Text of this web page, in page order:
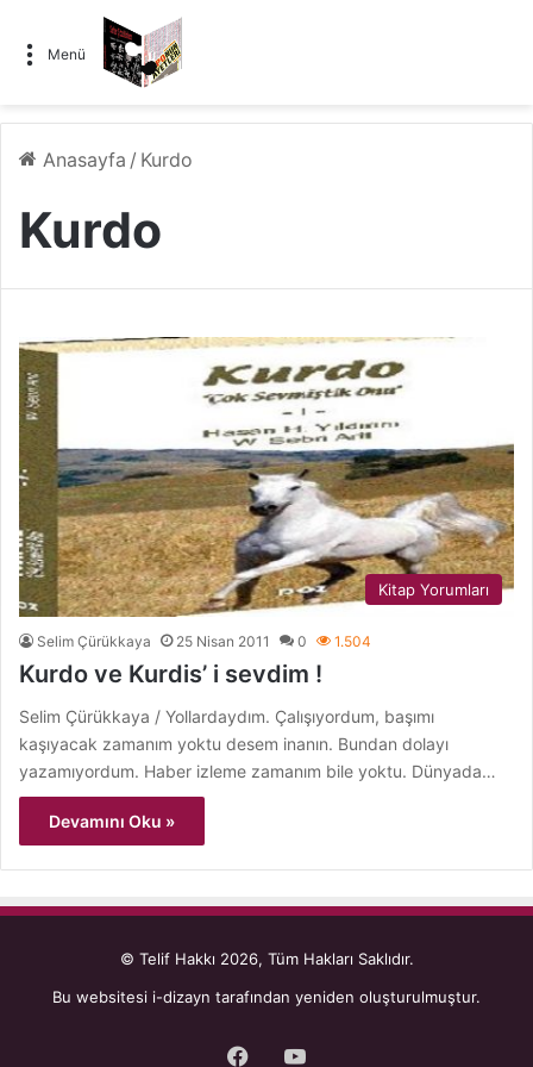
Menü
Anasayfa / Kurdo
Kurdo
Kitap Yorumları
Selim Çürükkaya 25 Nisan 2011 0 1.504
Kurdo ve Kurdis’ i sevdim !
Selim Çürükkaya / Yollardaydım. Çalışıyordum, başımı
kaşıyacak zamanım yoktu desem inanın. Bundan dolayı
yazamıyordum. Haber izleme zamanım bile yoktu. Dünyada…
Devamını Oku »
© Telif Hakkı 2026, Tüm Hakları Saklıdır.
Bu websitesi i-dizayn tarafından yeniden oluşturulmuştur.
Facebook